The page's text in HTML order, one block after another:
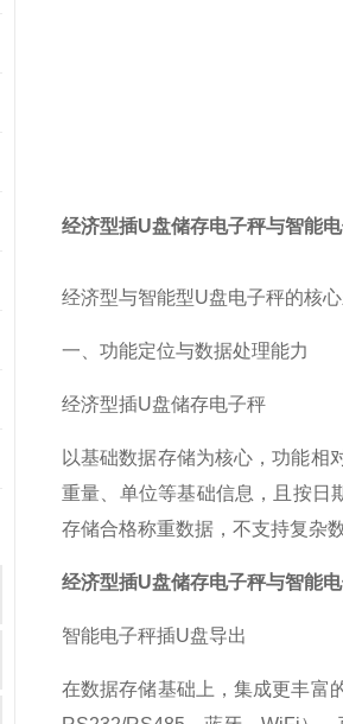
经济型插U盘储存电子秤与智能
经济型与智能型U盘电子秤的核
一、功能定位与数据处理能力
经济型插U盘储存电子秤
以基础数据存储为核心，功能相
重量、单位等基础信息，且按日
存储合格称重数据，不支持复杂
经济型插U盘储存电子秤与智能
智能电子秤插U盘导出
在数据存储基础上，集成更丰富